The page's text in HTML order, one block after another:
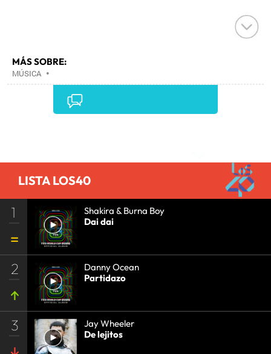
MÁS SOBRE:
MÚSICA •
LISTA LOS40
1
Shakira & Burna Boy
Dai dai
2
Danny Ocean
Partidazo
3
Jay Wheeler
De lejitos